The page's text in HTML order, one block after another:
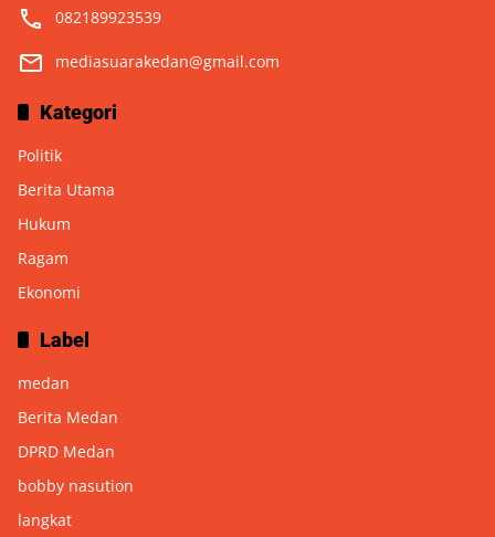
082189923539
mediasuarakedan@gmail.com
Kategori
Politik
Berita Utama
Hukum
Ragam
Ekonomi
Label
medan
Berita Medan
DPRD Medan
bobby nasution
langkat